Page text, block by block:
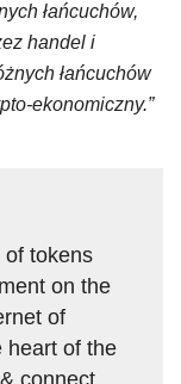
łańcuchów,
handel i
łańcuchów
ekonomiczny.”
tokens
on the
of
heart of the
connect